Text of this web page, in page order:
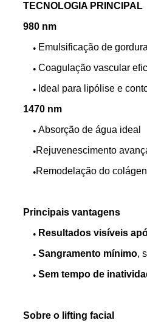
TECNOLOGIA PRINCIPAL
980 nm
● Emulsificação de
● Coagulação vascular
●
Ideal para lipólise e
1470 nm
● Absorção de água ideal
● Rejuvenescimento
● Remodelação do
Principais vantagens
● Resultados visíveis
● Sangramento mínimo,
● Sem tempo de
Sobre o lifting facial